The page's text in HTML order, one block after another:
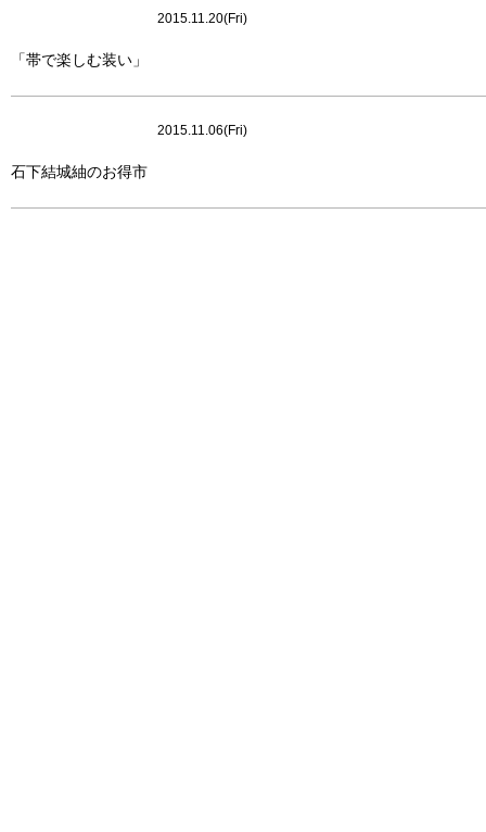
2015.11.20(Fri)
「帯で楽しむ装い」
2015.11.06(Fri)
石下結城紬のお得市